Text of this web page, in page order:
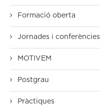
Formació oberta
Jornades i conferències
MOTIVEM
Postgrau
Pràctiques